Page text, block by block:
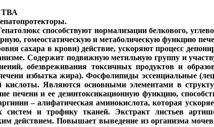
способствуют нормализации белкового,
гомеостатическую и метаболическую функцию
сахара в крови) действие, ускоряют процесс
Содержит подвижную метильную группу и
обезвреживания токсичных продуктов и
избытка жира). Фосфолипиды эссенциальные
Являются основными элементами в
печени и ее дезинтоксикационную функцию,
– алифатическая аминокислота, которая
и трофику тканей. Экстракт листьев
действием. Повышает выведение из организма